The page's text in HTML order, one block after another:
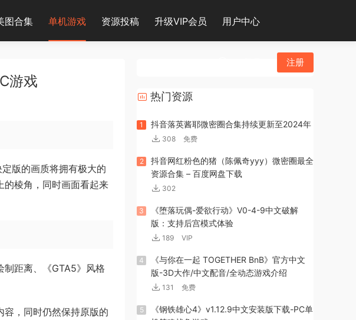
图合集 单机游戏 资源投稿 升级VIP会员 用户中心
注册
游戏
版的画质将拥有极大的
的棱角，同时画面看起来
制距离、《GTA5》风格
容，同时仍然保持原版的
热门资源
1 抖音落英酱耶微密圈合集持续更新至2024年
308 免费
2
抖音网红粉色的猪（陈佩奇yyy）微密圈最全
资源合集 – 百度网盘下载
302
3
《堕落玩偶-爱欲行动》V0-4-9中文破解
版：支持后宫模式体验
189 VIP
4
《与你在一起 TOGETHER BnB》官方中文
版-3D大作/中文配音/全动态游戏介绍
131 免费
5
《钢铁雄心4》v1.12.9中文安装版下载-PC单